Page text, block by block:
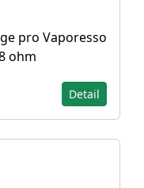
pro Vaporesso
ohm
Detail